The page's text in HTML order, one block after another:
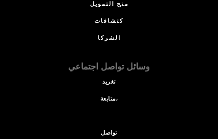
منح التمويل
كتشافات
الشركا
وسائل تواصل اجتماعي
تغريد
متابعة،
تواصل